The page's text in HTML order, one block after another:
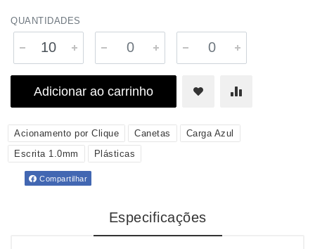
QUANTIDADES
Adicionar ao carrinho
Acionamento por Clique Canetas
Carga Azul
Escrita 1.0mm
Plásticas
Compartilhar
Especificações